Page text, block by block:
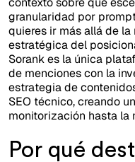
granularidad por
quieres ir más allá de
estratégica del
Sorank es la única
de menciones con la
estrategia de
SEO técnico, creando
monitorización hasta la
Por qué